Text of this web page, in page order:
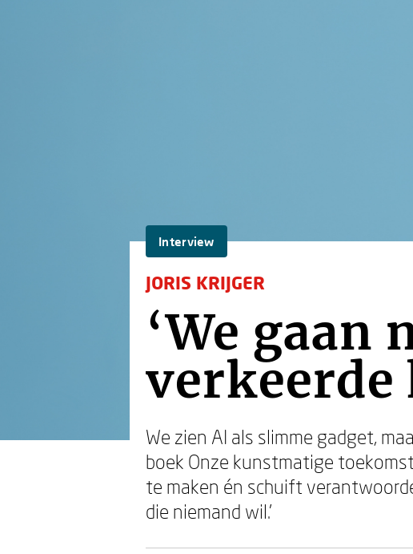
Interview
JORIS KRIJGER
‘We gaan
verkeerde
We zien AI als slimme gadget,
boek Onze kunstmatige
te maken én schuift
die niemand wil.’